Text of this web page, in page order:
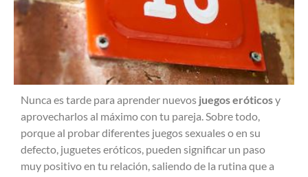
Nunca es tarde para aprender nuevos juegos eróticosy
aprovecharlos al máximo con tu pareja. Sobre todo,
porque al probar diferentes juegos sexuales o en su
defecto, juguetes eróticos, pueden significar un paso
muy positivo en tu relación, saliendo de la rutina que a